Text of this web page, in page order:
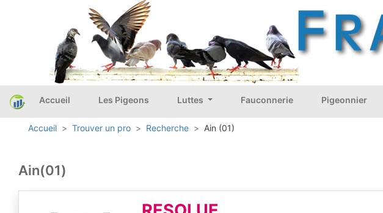
Accueil Les Pigeons Luttes Fauconnerie Pigeonnier
Accueil Trouver un pro Recherche Ain (01)
Ain(01)